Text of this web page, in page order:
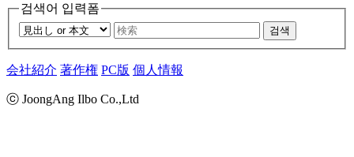
검색어 입력폼
검색
会社紹介 著作権 PC版 個人情報
ⓒ JoongAng Ilbo Co.,Ltd